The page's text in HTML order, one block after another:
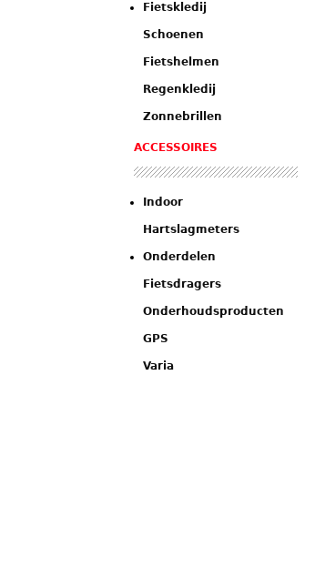
Fietskledij
Schoenen
Fietshelmen
Regenkledij
Zonnebrillen
ACCESSOIRES
Indoor
Hartslagmeters
Onderdelen
Fietsdragers
Onderhoudsproducten
GPS
Varia